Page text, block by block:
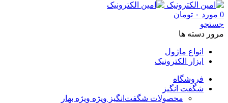
0 مورد ۰ تومان
جستجو
مرور دسته ها
انواع ماژول
ابزار الکترونیک
فروشگاه
شگفت انگیز
محصولات شگفت‌انگیز ویژه ویژه بهار